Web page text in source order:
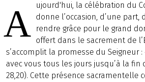
A
ujourd'hui, la célébration du
donne l’occasion, d’une part,
rendre grâce pour le grand
offert dans le sacrement de
s’accomplit la promesse du Seigneur :
avec vous tous les jours jusqu’à la fin
28,20). Cette présence sacramentelle